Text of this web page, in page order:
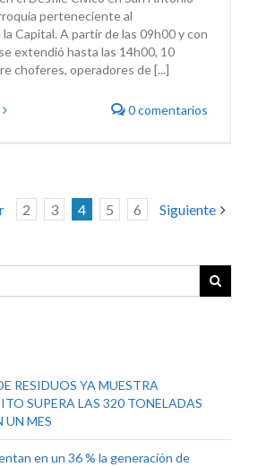
perteneciente al
Capital. A partir de las 09h00 y con
extendió hasta las 14h00, 10
choferes, operadores de [...]
0 comentarios
2 3 4 5 6 Siguiente
RESIDUOS YA MUESTRA
SUPERA LAS 320 TONELADAS
UN MES
en un 36 % la generación de